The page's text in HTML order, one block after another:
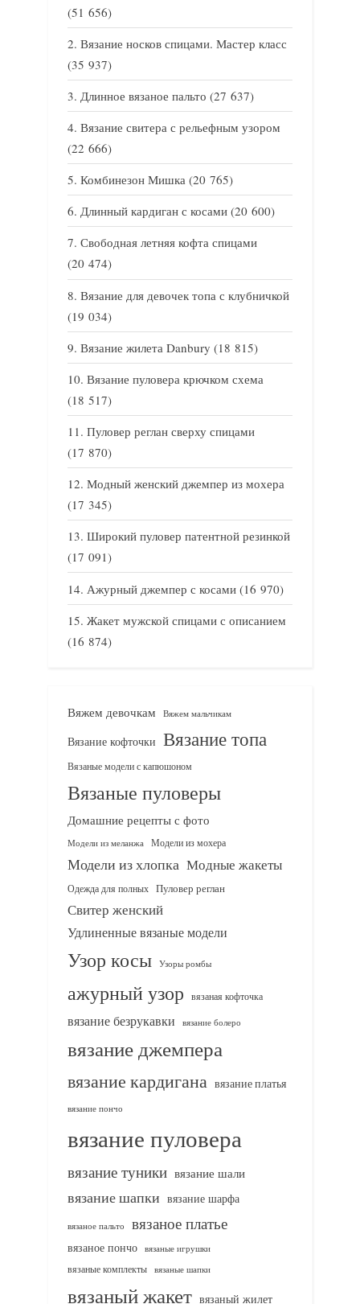
(51 656)
Вязание носков спицами. Мастер класс
(35 937)
Длинное вязаное пальто (27 637)
Вязание свитера с рельефным узором
(22 666)
Комбинезон Мишка (20 765)
Длинный кардиган с косами (20 600)
Свободная летняя кофта спицами
(20 474)
Вязание для девочек топа с клубничкой
(19 034)
Вязание жилета Danbury (18 815)
Вязание пуловера крючком схема
(18 517)
Пуловер реглан сверху спицами
(17 870)
Модный женский джемпер из мохера
(17 345)
Широкий пуловер патентной резинкой
(17 091)
Ажурный джемпер с косами (16 970)
Жакет мужской спицами с описанием
(16 874)
Вяжем девочкам Вяжем мальчикам
Вязание кофточки Вязание топа
Вязаные модели с капюшоном
Вязаные пуловеры
Домашние рецепты с фото
Модели из меланжа Модели из мохера
Модели из хлопка Модные жакеты
Одежда для полных Пуловер реглан
Свитер женский
Удлиненные вязаные модели
Узор косы Узоры ромбы
ажурный узор вязаная кофточка
вязание безрукавки вязание болеро
вязание джемпера
вязание кардигана вязание платья
вязание пончо
вязание пуловера
вязание туники вязание шали
вязание шапки вязание шарфа
вязаное пальто вязаное платье
вязаное пончо вязаные игрушки
вязаные комплекты
вязаные шапки
вязаный жакет вязаный жилет